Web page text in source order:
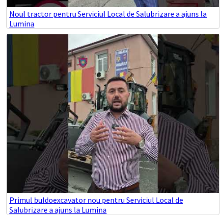
Noul tractor pentru Serviciul Local de Salubrizare a ajuns la
Lumina
Primul buldoexcavator nou pentru Serviciul Local de
Salubrizare a ajuns la Lumina